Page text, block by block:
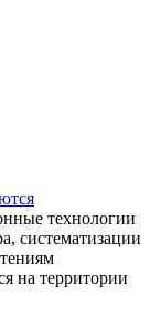
технологии
систематизации
на территории